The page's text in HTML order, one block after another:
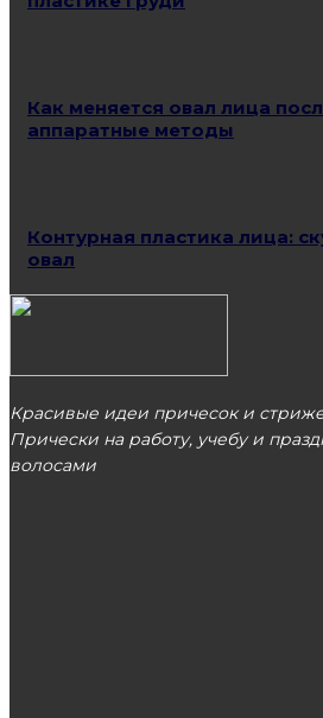
Как меняется овал лица
аппаратные методы
Контурная пластика лица:
овал
Красивые идеи причесок и
Прически на работу, учебу и
волосами